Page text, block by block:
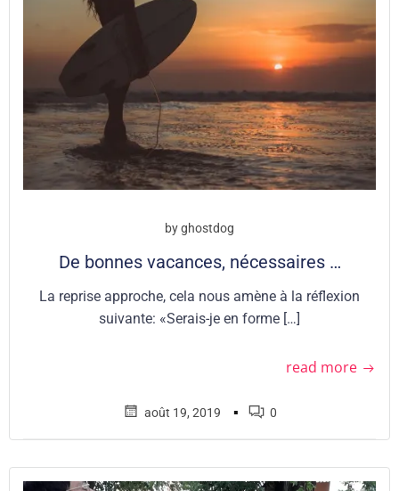
byghostdog
De bonnes vacances, nécessaires …
La reprise approche, cela nous amène à la réflexion
suivante: «Serais-je en forme […]
read more
août 19, 2019 ▪ 0